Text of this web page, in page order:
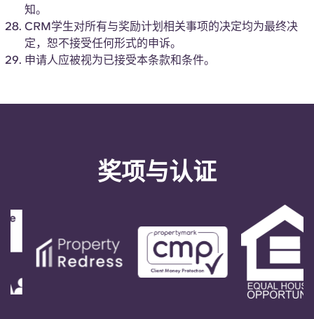
知。
CRM学生对所有与奖励计划相关事项的决定均为最终决
定，恕不接受任何形式的申诉。
申请人应被视为已接受本条款和条件。
奖项与认证